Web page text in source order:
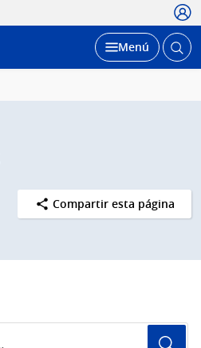
Desplegar
Menú Abrir
Compartir esta página